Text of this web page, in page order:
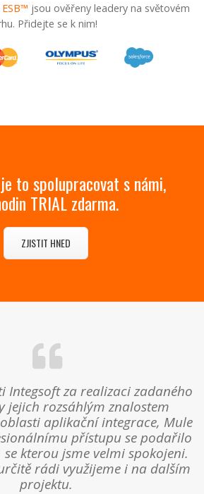
jsou ověřeny leadery na světovém
Přidejte se k nim!
to spolupracovat s námi,
TRIAL zdarma.
ZJISTIT HNED
Integsoft za realizaci zadaného
jejich rozsáhlým znalostem
aplikační integrace, Mule
přístupu se podařilo
kterou jsme velmi spokojeni.
rádi využijeme i na dalším
projektu.